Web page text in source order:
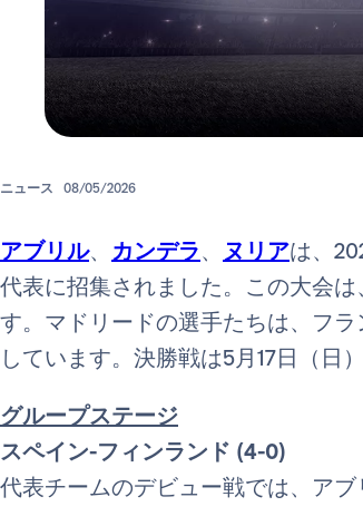
ニュース 08/05/2026
アブリル、 カンデラ、 ヌリアは、
代表に招集されました。この大会
す。マドリードの選手たちは、フ
しています。決勝戦は5月17日（日
グループステージ
スペイン-フィンランド (4-0)
代表チームのデビュー戦では、ア